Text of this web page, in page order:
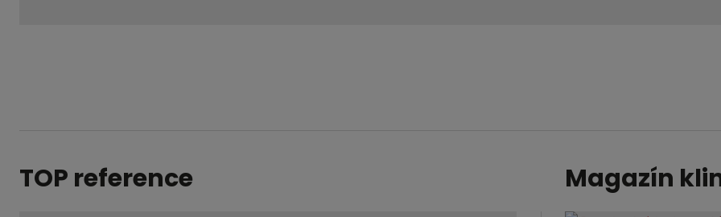
TOP reference Magazín